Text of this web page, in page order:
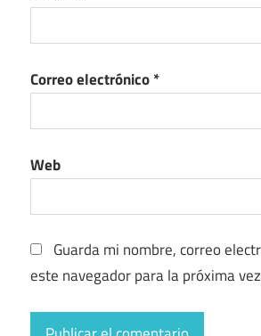
Correo electrónico*
Web
Guarda mi nombre, correo
este navegador para la próxima